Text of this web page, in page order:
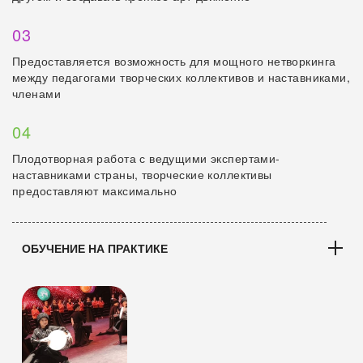
03
Предоставляется возможность для мощного нетворкинга
между педагогами творческих коллективов и наставниками,
членами
04
Плодотворная работа с ведущими экспертами-
наставниками страны, творческие коллективы
предоставляют максимально
ОБУЧЕНИЕ НА ПРАКТИКЕ